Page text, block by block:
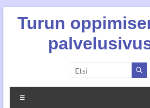
contentTurun